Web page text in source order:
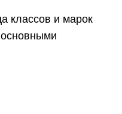
классов и марок